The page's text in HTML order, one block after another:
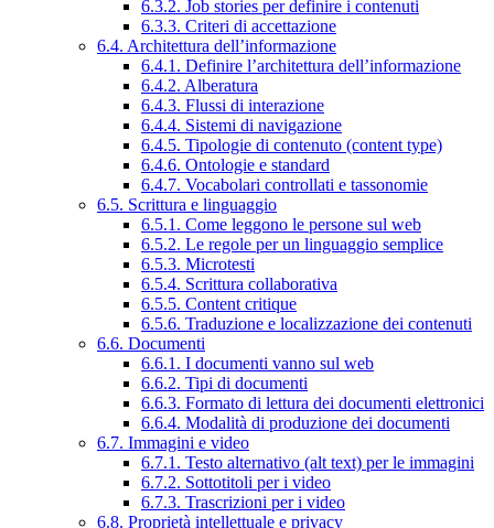
6.3.2. Job stories per definire i contenuti
6.3.3. Criteri di accettazione
6.4. Architettura dell’informazione
6.4.1. Definire l’architettura dell’informazione
6.4.2. Alberatura
6.4.3. Flussi di interazione
6.4.4. Sistemi di navigazione
6.4.5. Tipologie di contenuto (content type)
6.4.6. Ontologie e standard
6.4.7. Vocabolari controllati e tassonomie
6.5. Scrittura e linguaggio
6.5.1. Come leggono le persone sul web
6.5.2. Le regole per un linguaggio semplice
6.5.3. Microtesti
6.5.4. Scrittura collaborativa
6.5.5. Content critique
6.5.6. Traduzione e localizzazione dei contenuti
6.6. Documenti
6.6.1. I documenti vanno sul web
6.6.2. Tipi di documenti
6.6.3. Formato di lettura dei documenti elettronici
6.6.4. Modalità di produzione dei documenti
6.7. Immagini e video
6.7.1. Testo alternativo (alt text) per le immagini
6.7.2. Sottotitoli per i video
6.7.3. Trascrizioni per i video
6.8. Proprietà intellettuale e privacy